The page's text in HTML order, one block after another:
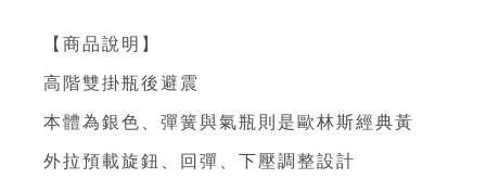
【商品說明】
高階雙掛瓶後避震
本體為銀色、彈簧與氣瓶則是歐林斯經典黃
外拉預載旋鈕、回彈、下壓調整設計